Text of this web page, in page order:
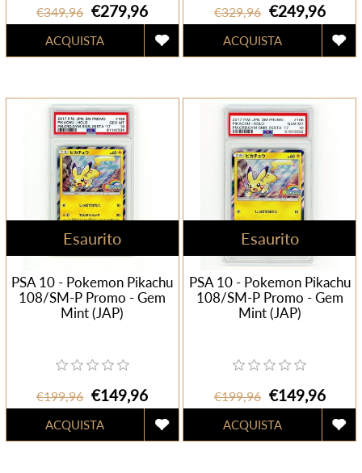
€349,96 €279,96 €329,96 €249,96
Esaurito
PSA 10 - Pokemon Pikachu
108/SM-P Promo - Gem
Mint (JAP)
€199,96 €149,96
Esaurito
PSA 10 - Pokemon Pikachu
108/SM-P Promo - Gem
Mint (JAP)
€199,96 €149,96